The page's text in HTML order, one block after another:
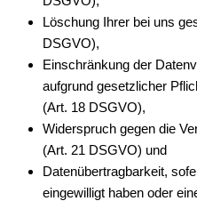
Löschung Ihrer bei uns
DSGVO),
Einschränkung der
aufgrund gesetzlicher
(Art. 18 DSGVO),
Widerspruch gegen die
(Art. 21 DSGVO) und
Datenübertragbarkeit,
eingewilligt haben oder